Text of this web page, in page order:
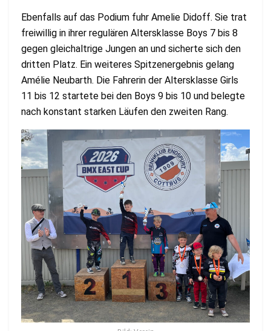
Ebenfalls auf das Podium fuhr Amelie Didoff. Sie trat
freiwillig in ihrer regulären Altersklasse Boys 7 bis 8
gegen gleichaltrige Jungen an und sicherte sich den
dritten Platz. Ein weiteres Spitzenergebnis gelang
Amélie Neubarth. Die Fahrerin der Altersklasse Girls
11 bis 12 startete bei den Boys 9 bis 10 und belegte
nach konstant starken Läufen den zweiten Rang.